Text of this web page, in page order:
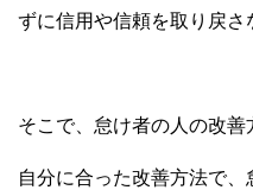
ずに信用や信頼を取り戻さ
そこで、怠け者の人の改善
自分に合った改善方法で